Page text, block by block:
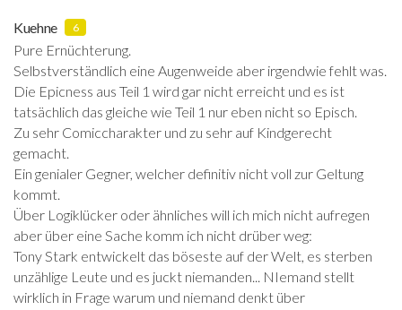
Kuehne 6
Pure Ernüchterung.
Selbstverständlich eine Augenweide aber irgendwie fehlt was.
Die Epicness aus Teil 1 wird gar nicht erreicht und es ist
tatsächlich das gleiche wie Teil 1 nur eben nicht so Episch.
Zu sehr Comiccharakter und zu sehr auf Kindgerecht
gemacht.
Ein genialer Gegner, welcher definitiv nicht voll zur Geltung
kommt.
Über Logiklücker oder ähnliches will ich mich nicht aufregen
aber über eine Sache komm ich nicht drüber weg:
Tony Stark entwickelt das böseste auf der Welt, es sterben
unzählige Leute und es juckt niemanden... NIemand stellt
wirklich in Frage warum und niemand denkt über